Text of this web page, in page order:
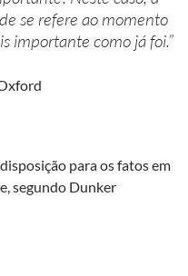
se refere ao momento
importante como já foi.”
para os fatos em
segundo Dunker